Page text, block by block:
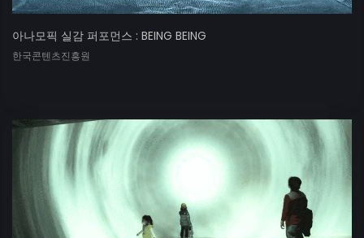
아나모픽 실감 퍼포먼스 : BEING BEING
한국콘텐츠진흥원